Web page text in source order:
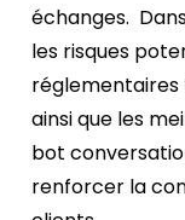
échanges.
les risques
réglementaires
ainsi que les
bot
renforcer la